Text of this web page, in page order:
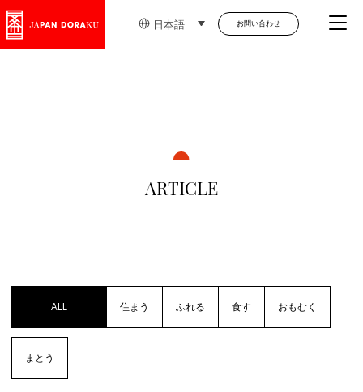
日本語 お問い合わせ
ARTICLE
ALL 住まう ふれる 食す おもむく
まとう